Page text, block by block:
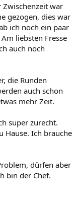
war
gezogen, dies war
ich noch ein paar
liebsten Fresse
auch noch
die Runden
auch schon
mehr Zeit.
super zurecht.
Hause. Ich brauche
dürfen aber
bin der Chef.